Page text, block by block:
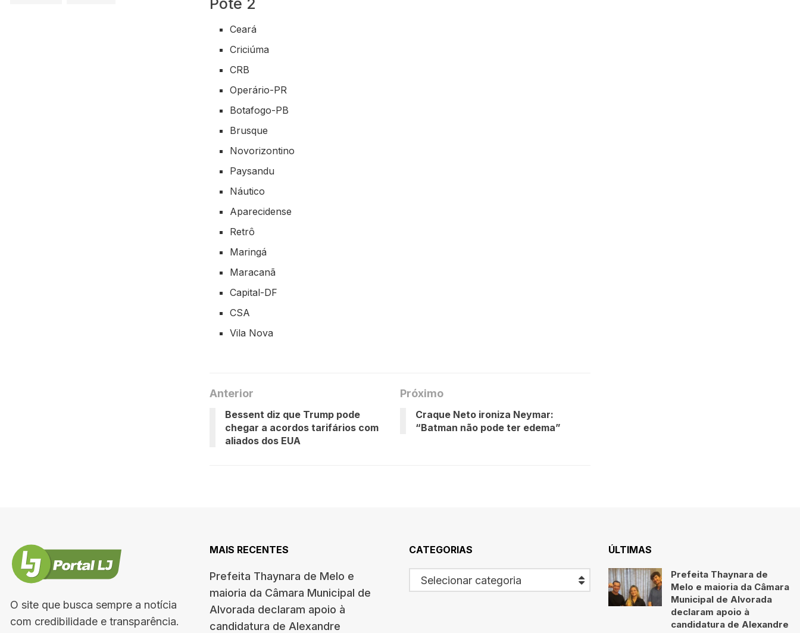
Ceará
Criciúma
CRB
Operário-PR
Botafogo-PB
Brusque
Novorizontino
Paysandu
Náutico
Aparecidense
Retrô
Maringá
Maracanã
Capital-DF
CSA
Vila Nova
Anterior
Bessent diz que Trump pode
chegar a acordos tarifários com
aliados dos EUA
Próximo
Craque Neto ironiza Neymar:
“Batman não pode ter edema”
O site que busca sempre a notícia
com credibilidade e transparência.
MAIS RECENTES
Prefeita Thaynara de Melo e
maioria da Câmara Municipal de
Alvorada declaram apoio à
candidatura de Alexandre
CATEGORIAS
Selecionar categoria
ÚLTIMAS
Prefeita Thaynara de
Melo e maioria da Câmara
Municipal de Alvorada
declaram apoio à
candidatura de Alexandre